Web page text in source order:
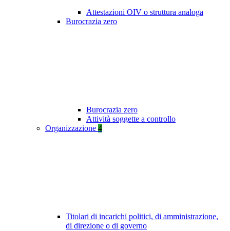
Attestazioni OIV o struttura analoga
Burocrazia zero
Burocrazia zero
Attività soggette a controllo
Organizzazione 4
Titolari di incarichi politici, di amministrazione,
di direzione o di governo